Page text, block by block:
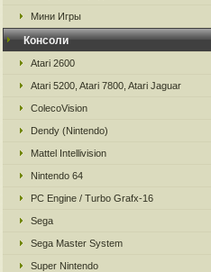
Мини Игры
Консоли
Atari 2600
Atari 5200, Atari 7800, Atari Jaguar
ColecoVision
Dendy (Nintendo)
Mattel Intellivision
Nintendo 64
PC Engine / Turbo Grafx-16
Sega
Sega Master System
Super Nintendo